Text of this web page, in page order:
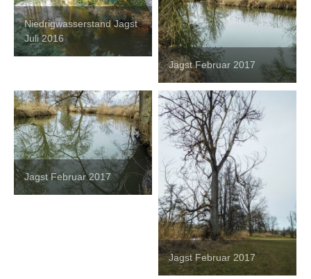
Niedrigwasserstand Jagst
Juli 2016
Jagst Februar 2017
Jagst Februar 2017
Jagst Februar 2017